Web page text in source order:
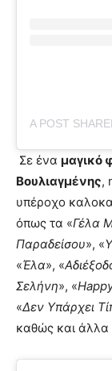
Σε ένα μαγικό
Βουλιαγμένης,
υπέροχο
όπως τα «Γέλα
Παραδείσου», «
«Έλα», «
Σελήνη», «
«Δεν Υπάρχει
καθώς και άλλα